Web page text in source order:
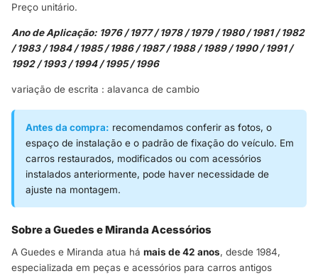
Preço unitário.
Ano de Aplicação: 1976 / 1977 / 1978 / 1979 / 1980 / 1981 / 1982
/ 1983 / 1984 / 1985 / 1986 / 1987 / 1988 / 1989 / 1990 / 1991 /
1992 / 1993 / 1994 / 1995 / 1996
variação de escrita : alavanca de cambio
Antes da compra: recomendamos conferir as fotos, o
espaço de instalação e o padrão de fixação do veículo. Em
carros restaurados, modificados ou com acessórios
instalados anteriormente, pode haver necessidade de
ajuste na montagem.
Sobre a Guedes e Miranda Acessórios
A Guedes e Miranda atua há mais de 42 anos, desde 1984,
especializada em peças e acessórios para carros antigos